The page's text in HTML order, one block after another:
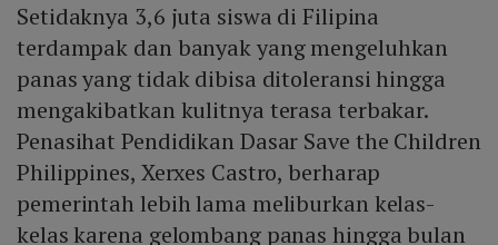
Setidaknya 3,6 juta siswa di Filipina
terdampak dan banyak yang mengeluhkan
panas yang tidak dibisa ditoleransi hingga
mengakibatkan kulitnya terasa terbakar.
Penasihat Pendidikan Dasar Save the Children
Philippines, Xerxes Castro, berharap
pemerintah lebih lama meliburkan kelas-
kelas karena gelombang panas hingga bulan